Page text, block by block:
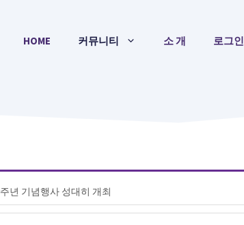
HOME 커뮤니티 소 개 로그인